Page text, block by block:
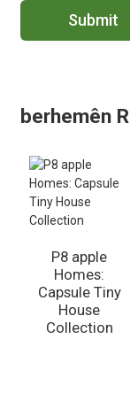
Submit
berhemên
P8 apple
Homes:
Capsule Tiny
House
Collection